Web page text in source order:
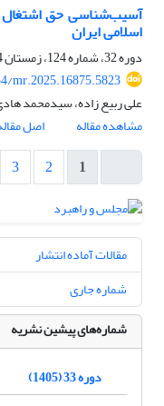
آسیب‌شناسی حق اشتغال
اسلامی ایران
دوره 32، شماره 124، زمستان 1404، صفحه
mr.2025.16875.5823
علی ربیع زاده، سیدمحمد
مشاهده مقاله
اصل
1
2
3
مقالات آماده انتشار
شماره جاری
شماره‌های پیشین نشریه
دوره 33 (1405)